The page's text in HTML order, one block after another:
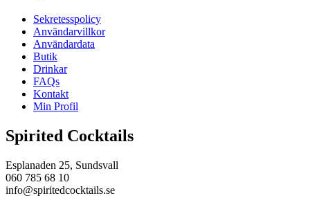
Sekretesspolicy
Användarvillkor
Användardata
Butik
Drinkar
FAQs
Kontakt
Min Profil
Spirited Cocktails
Esplanaden 25, Sundsvall
060 785 68 10
info@spiritedcocktails.se